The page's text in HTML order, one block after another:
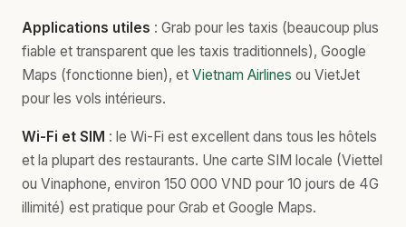
Applications utiles : Grab pour les taxis (beaucoup plus
fiable et transparent que les taxis traditionnels), Google
Maps (fonctionne bien), et Vietnam Airlines ou VietJet
pour les vols intérieurs.
Wi-Fi et SIM : le Wi-Fi est excellent dans tous les hôtels
et la plupart des restaurants. Une carte SIM locale (Viettel
ou Vinaphone, environ 150 000 VND pour 10 jours de 4G
illimité) est pratique pour Grab et Google Maps.